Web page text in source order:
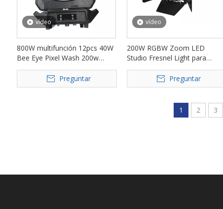
vídeo
800W multifunción 12pcs 40W
Bee Eye Pixel Wash 200w
FD-LM800BWPreguntar
vídeo
200W RGBW Zoom LED
Studio Fresnel Light para
Preguntar
1 2 3